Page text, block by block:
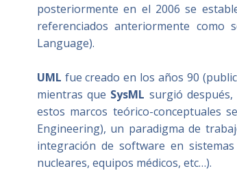
posteriormente en el 2006 se
referenciados anteriormente como
Language).
UML fue creado en los años 90
mientras que SysML surgió
estos marcos teórico-conceptuales
Engineering), un paradigma de
integración de software en
nucleares, equipos médicos, etc…).